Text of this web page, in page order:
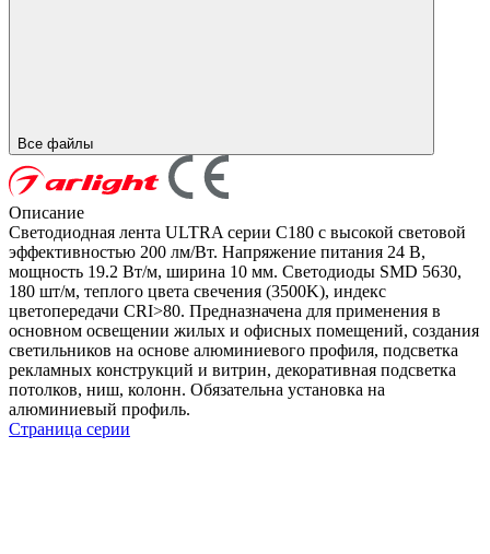
Все файлы
Описание
Светодиодная лента ULTRA серии C180 с высокой световой
эффективностью 200 лм/Вт. Напряжение питания 24 В,
мощность 19.2 Вт/м, ширина 10 мм. Светодиоды SMD 5630,
180 шт/м, теплого цвета свечения (3500K), индекс
цветопередачи CRI>80. Предназначена для применения в
основном освещении жилых и офисных помещений, создания
светильников на основе алюминиевого профиля, подсветка
рекламных конструкций и витрин, декоративная подсветка
потолков, ниш, колонн. Обязательна установка на
алюминиевый профиль.
Страница серии